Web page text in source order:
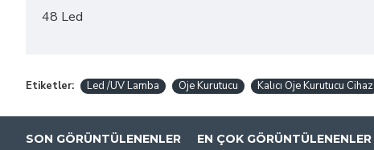
48 Led
Etiketler: Led /UV Lamba Oje Kurutucu Kalıcı Oje Kurutucu Cihaz
SON GÖRÜNTÜLENENLER EN ÇOK GÖRÜNTÜLENENLER